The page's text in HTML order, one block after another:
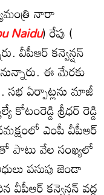
నారా
Naidu) రేపు (
వీపీఆర్ కన్వెన్షన్
ఈ మేరకు
సభ ఏర్పాట్లను మాజీ
శ్రీధర్ రెడ్డి
ఎంపీ వీపీఆర్
పాటు వేల సంఖ్యలో
పసుపు జెండా
కన్వెన్షన్ వద్ద